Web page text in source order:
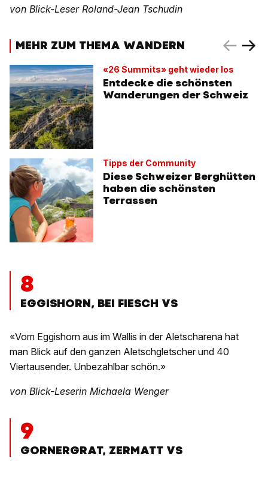
von Blick-Leser Roland-Jean Tschudin
MEHR ZUM THEMA WANDERN
«26 Summits» geht wieder los
Entdecke die schönsten
Wanderungen der Schweiz
Tipps der Community
Diese Schweizer Berghütten
haben die schönsten
Terrassen
8
EGGISHORN, BEI FIESCH VS
«Vom Eggishorn aus im Wallis in der Aletscharena hat
man Blick auf den ganzen Aletschgletscher und 40
Viertausender. Unbezahlbar schön.»
von Blick-Leserin Michaela Wenger
9
GORNERGRAT, ZERMATT VS